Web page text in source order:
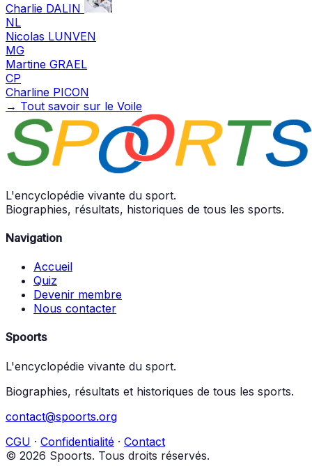
Charlie DALIN
NL
Nicolas LUNVEN
MG
Martine GRAEL
CP
Charline PICON
→ Tout savoir sur le Voile
L'encyclopédie vivante du sport.
Biographies, résultats, historiques de tous les sports.
Navigation
Accueil
Quiz
Devenir membre
Nous contacter
Spoorts
L'encyclopédie vivante du sport.
Biographies, résultats et historiques de tous les sports.
contact@spoorts.org
CGU · Confidentialité · Contact
© 2026 Spoorts. Tous droits réservés.